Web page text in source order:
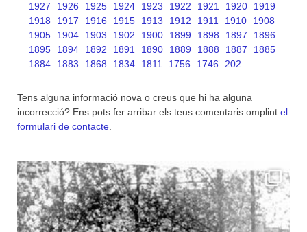
1927
1926 1925 1924 1923 1922 1921 1920
1919
1918
1917 1916 1915 1913 1912 1911 1910
1908
1905
1904 1903 1902 1900 1899 1898 1897
1896
1895
1894 1892 1891 1890 1889 1888 1887
1885
1884
1883 1868 1834 1811 1756 1746 202
Tens alguna informació nova o creus que hi ha alguna
incorrecció? Ens pots fer arribar els teus comentaris omplint el
formulari de contacte